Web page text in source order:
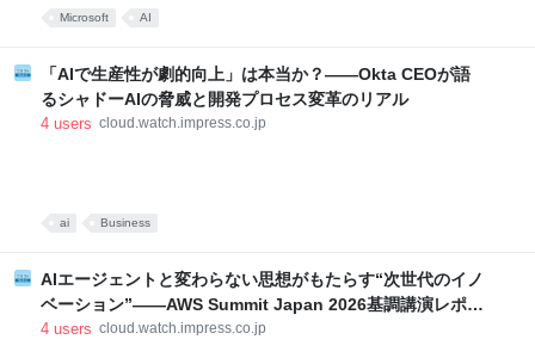
Microsoft AI
「AIで生産性が劇的向上」は本当か？――Okta CEOが語
るシャドーAIの脅威と開発プロセス変革のリアル
4 users cloud.watch.impress.co.jp
ai Business
AIエージェントと変わらない思想がもたらす“次世代のイノ
ベーション”――AWS Summit Japan 2026基調講演レポー
ト
4 users cloud.watch.impress.co.jp